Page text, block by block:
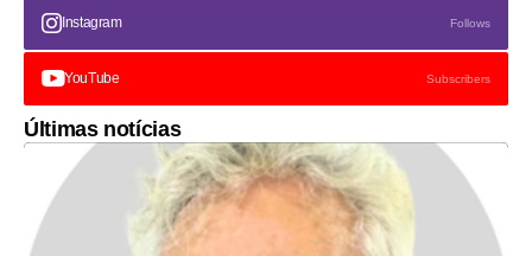
Instagram Follows
YouTube Subscribers
Últimas notícias